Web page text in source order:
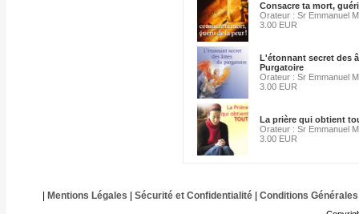
Consacre ta mort,
Orateur : Sr Emmanuel
3.00 EUR
L'étonnant secret des
Purgatoire
Orateur : Sr Emmanuel
3.00 EUR
La prière qui obtient
Orateur : Sr Emmanuel
3.00 EUR
Mentions Légales Sécurité et Confidentialité| Conditions Générales